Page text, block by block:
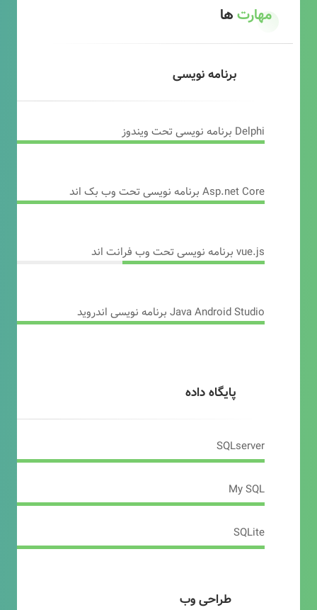
مهارتها
برنامه نویسی
Delphi برنامه نویسی تحت ویندوز
Asp.net Core برنامه نویسی تحت وب بک اند
vue.js برنامه نویسی تحت وب فرانت اند
Java Android Studio برنامه نویسی اندروید
پایگاه داده
SQLserver
My SQL
SQLite
طراحی وب